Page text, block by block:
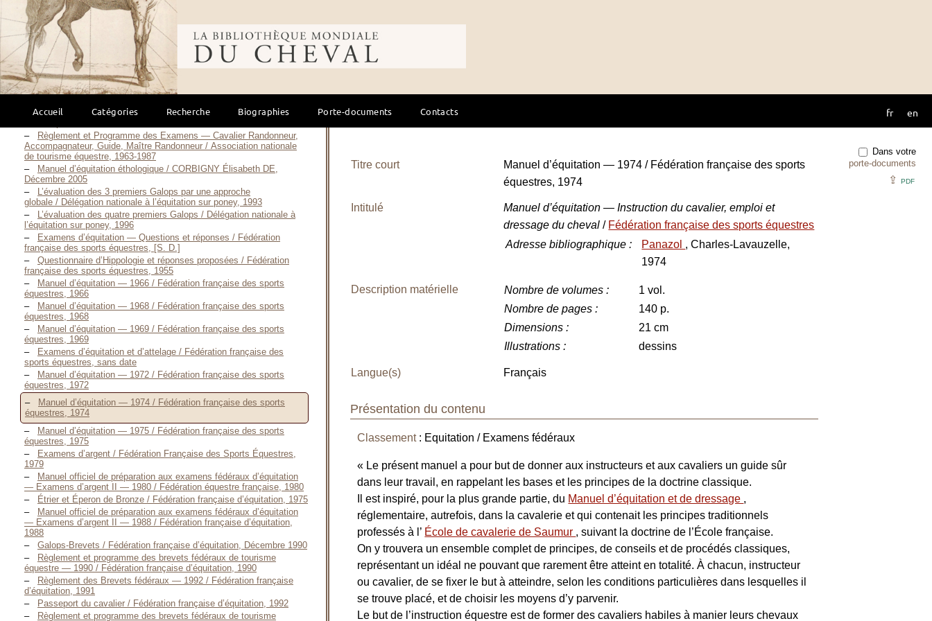
Bibliothèque mondiale du cheval
Accueil Catégories Recherche Biographies Porte-documents Contacts fr en
Galop 7 — 2000 / Collectif, Juillet 2000
Galops 1 à 4 — Questions - Réponses d’examens —
2000 / Collectif, Septembre 2000
Galops 5 et 6 — 2000 / Collectif, 2000
Galops 1 à 4 de pleine nature / Collectif, Novembre 2001
Galops 5 à 7 — Questions réponses d’examen / Collectif, 2001
Galops 5 à 7 — 2007 / Collectif, 2007
Galops 1 et 2 — 2013 / Collectif, 2013
Règlement et Programme des Examens — Cavalier Randonneur,
Accompagnateur, Guide, Maître Randonneur / Association nationale
de tourisme équestre, 1963-1987
Manuel d’équitation éthologique / CORBIGNY Élisabeth DE,
Décembre 2005
L’évaluation des 3 premiers Galops par une approche
globale / Délégation nationale à l’équitation sur poney, 1993
L’évaluation des quatre premiers Galops / Délégation nationale à
l’équitation sur poney, 1996
Examens d’équitation — Questions et réponses / Fédération
française des sports équestres, [S. D.]
Questionnaire d’Hippologie et réponses proposées / Fédération
française des sports équestres, 1955
Manuel d’équitation — 1966 / Fédération française des sports
équestres, 1966
Manuel d’équitation — 1968 / Fédération française des sports
équestres, 1968
Manuel d’équitation — 1969 / Fédération française des sports
équestres, 1969
Examens d’équitation et d’attelage / Fédération française des
sports équestres, sans date
Manuel d’équitation — 1972 / Fédération française des sports
équestres, 1972
Manuel d’équitation — 1974 / Fédération française des sports
équestres, 1974
Manuel d’équitation — 1975 / Fédération française des sports
équestres, 1975
Examens d’argent / Fédération Française des Sports Équestres,
1979
Manuel officiel de préparation aux examens fédéraux d’équitation
— Examens d’argent II — 1980 / Fédération équestre française, 1980
Étrier et Éperon de Bronze / Fédération française d’équitation, 1975
Manuel officiel de préparation aux examens fédéraux d’équitation
— Examens d’argent II — 1988 / Fédération française d’équitation,
1988
Galops-Brevets / Fédération française d’équitation, Décembre 1990
Règlement et programme des brevets fédéraux de tourisme
équestre — 1990 / Fédération française d’équitation, 1990
Règlement des Brevets fédéraux — 1992 / Fédération française
d’équitation, 1991
Passeport du cavalier / Fédération française d’équitation, 1992
Règlement et programme des brevets fédéraux de tourisme
Dans votre
porte-documents
⇪ PDF
Titre court
Manuel d’équitation — 1974 / Fédération française des sports
équestres, 1974
Intitulé
Manuel d’équitation — Instruction du cavalier, emploi et
dressage du cheval/ Fédération française des sports équestres
Adresse bibliographique : Panazol , Charles-Lavauzelle,
1974
Description matérielle Nombre de volumes :
1 vol.
Nombre de pages :
140 p.
Dimensions :
21 cm
Illustrations : dessins
Langue(s) Français
Présentation du contenu
Classement: Equitation / Examens fédéraux
« Le présent manuel a pour but de donner aux instructeurs et aux cavaliers un guide sûr
dans leur travail, en rappelant les bases et les principes de la doctrine classique.
Il est inspiré, pour la plus grande partie, du Manuel d’équitation et de dressage ,
réglementaire, autrefois, dans la cavalerie et qui contenait les principes traditionnels
professés à l’ École de cavalerie de Saumur , suivant la doctrine de l’École française.
On y trouvera un ensemble complet de principes, de conseils et de procédés classiques,
représentant un idéal ne pouvant que rarement être atteint en totalité. À chacun, instructeur
ou cavalier, de se fixer le but à atteindre, selon les conditions particulières dans lesquelles il
se trouve placé, et de choisir les moyens d’y parvenir.
Le but de l’instruction équestre est de former des cavaliers habiles à manier leurs chevaux